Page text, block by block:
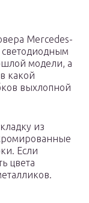
Mercedes-
модели, а
какой
выхлопной
из
Если
цвета